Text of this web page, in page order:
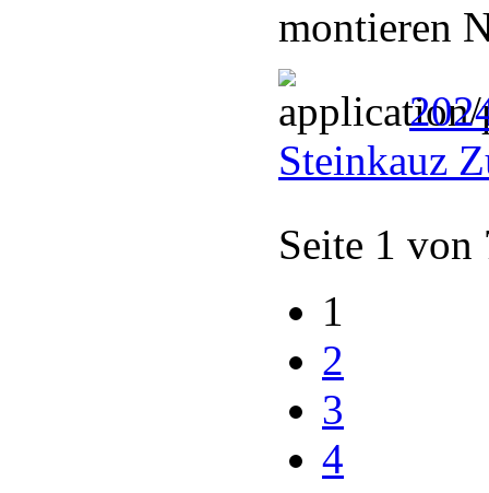
montieren
Steinkauz
Seite 1 von
1
2
3
4